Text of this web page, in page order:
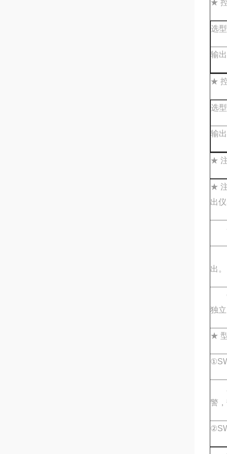
★
选
输
★
选
输
★
★
出
a .
出。
c .
独
★
警